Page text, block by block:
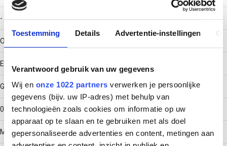
Toestemming Details Advertentie-instellingen
Verantwoord gebruik van uw gegevens
Wij en onze 1022 partners verwerken je persoonlijke
gegevens (bijv. uw IP-adres) met behulp van
technologieën zoals cookies om informatie op uw
apparaat op te slaan en te gebruiken met als doel
gepersonaliseerde advertenties en content, metingen aan
-
Oppervlaktebescherming
Elektrolytisch verzinkt
Gewicht
0.75475
Materiaaldikte